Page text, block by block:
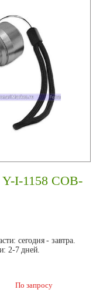
I-1158 COB-
сегодня - завтра.
2-7 дней.
По запросу